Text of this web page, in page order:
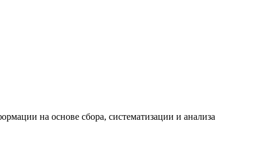
на основе сбора, систематизации и анализа